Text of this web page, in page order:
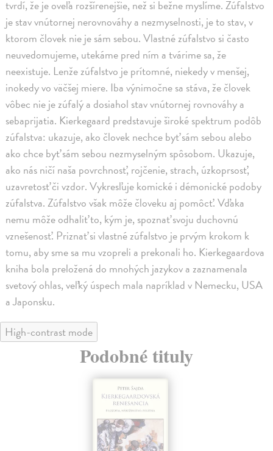
tvrdí, že je oveľa rozšírenejšie, než si bežne myslíme. Zúfalstvo
je stav vnútornej nerovnováhy a nezmyselnosti, je to stav, v
ktorom človek nie je sám sebou. Vlastné zúfalstvo si často
neuvedomujeme, utekáme pred ním a tvárime sa, že
neexistuje. Lenže zúfalstvo je prítomné, niekedy v menšej,
inokedy vo väčšej miere. Iba výnimočne sa stáva, že človek
vôbec nie je zúfalý a dosiahol stav vnútornej rovnováhy a
sebaprijatia. Kierkegaard predstavuje široké spektrum podôb
zúfalstva: ukazuje, ako človek nechce byť sám sebou alebo
ako chce byť sám sebou nezmyselným spôsobom. Ukazuje,
ako nás ničí naša povrchnosť, rojčenie, strach, úzkoprsosť,
uzavretosť či vzdor. Vykresľuje komické i démonické podoby
zúfalstva. Zúfalstvo však môže človeku aj pomôcť. Vďaka
nemu môže odhaliť to, kým je, spoznať svoju duchovnú
vznešenosť. Priznať si vlastné zúfalstvo je prvým krokom k
tomu, aby sme sa mu vzopreli a prekonali ho. Kierkegaardova
kniha bola preložená do mnohých jazykov a zaznamenala
svetový ohlas, veľký úspech mala napríklad v Nemecku, USA
a Japonsku.
High-contrast mode
Podobné tituly